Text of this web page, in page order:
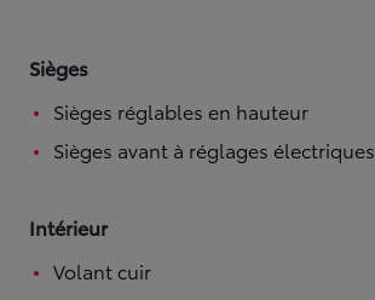
Sièges
Sièges réglables en hauteur
Sièges avant à réglages électriques
Intérieur
Volant cuir